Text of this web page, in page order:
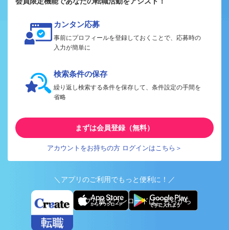
カンタン応募
事前にプロフィールを登録しておくことで、応募時の
入力が簡単に
検索条件の保存
繰り返し検索する条件を保存して、条件設定の手間を
省略
まずは会員登録（無料）
アカウントをお持ちの方 ログインはこちら＞
＼アプリのご利用でもっと便利に！／
アプリ版ダウンロードはこちらから